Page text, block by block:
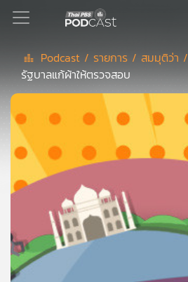
Podcast
เพล
ย์
ลิ
แนะนำ
เพล
ย์
ลิ
Podcast / รายการ /สมมุติว่า /
รัฐบาลแก้ผ้าให้ตรวจสอบ